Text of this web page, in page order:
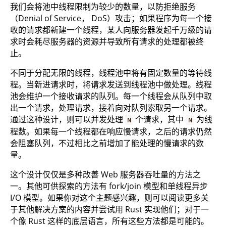
我们会将池中线程限制为较少的数量，以防拒绝服务
（Denial of Service， DoS）攻击；如果程序为每一个接
收的请求都新建一个线程，某人向服务器发起千万级的请
求时会耗尽服务器的资源并导致所有请求的处理都被终
止。
不同于分配无限的线程，线程池中将有固定数量的等待线
程。当新进请求时，将请求发送到线程池中做处理。线程
池会维护一个接收请求的队列。每一个线程会从队列中取
出一个请求，处理请求，接着向对队列索取另一个请求。
通过这种设计，则可以并发处理 N 个请求，其中 N 为线
程数。如果每一个线程都在响应慢请求，之后的请求仍然
会阻塞队列，不过相比之前增加了能处理的慢请求的数
量。
这个设计仅仅是多种改善 Web 服务器吞吐量的方法之
一。其他可供探索的方法有 fork/join 模型和单线程异步
I/O 模型。如果你对这个主题感兴趣，则可以阅读更多关
于其他解决方案的内容并尝试用 Rust 实现他们；对于一
个像 Rust 这样的底层语言，所有这些方法都是可能的。